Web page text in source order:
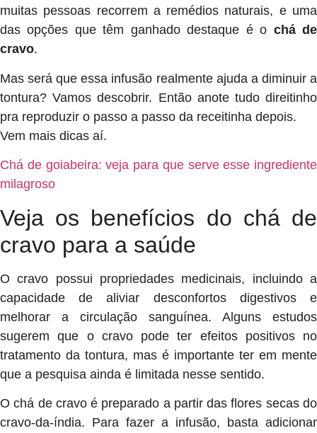
muitas pessoas recorrem a remédios naturais, e uma
das opções que têm ganhado destaque é o chá de
cravo.
Mas será que essa infusão realmente ajuda a diminuir a
tontura? Vamos descobrir. Então anote tudo direitinho
pra reproduzir o passo a passo da receitinha depois.
Vem mais dicas aí.
Chá de goiabeira: veja para que serve esse ingrediente
milagroso
Veja os benefícios do chá de
cravo para a saúde
O cravo possui propriedades medicinais, incluindo a
capacidade de aliviar desconfortos digestivos e
melhorar a circulação sanguínea. Alguns estudos
sugerem que o cravo pode ter efeitos positivos no
tratamento da tontura, mas é importante ter em mente
que a pesquisa ainda é limitada nesse sentido.
O chá de cravo é preparado a partir das flores secas do
cravo-da-índia. Para fazer a infusão, basta adicionar